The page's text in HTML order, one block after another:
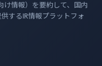
け情報）を要約して、国内
するIR情報プラットフォ